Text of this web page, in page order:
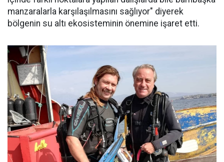
manzaralarla karşılaşılmasını sağlıyor" diyerek
bölgenin su altı ekosisteminin önemine işaret etti.